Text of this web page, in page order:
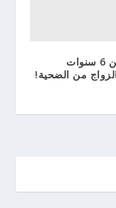
الحكم على قادم حديثاً إلى ألمانيا بالسجن 6 سنوات
من الضحية!